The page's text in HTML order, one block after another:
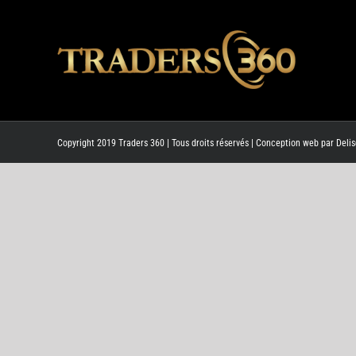
Copyright 2019 Traders 360 | Tous droits réservés | Conception web par